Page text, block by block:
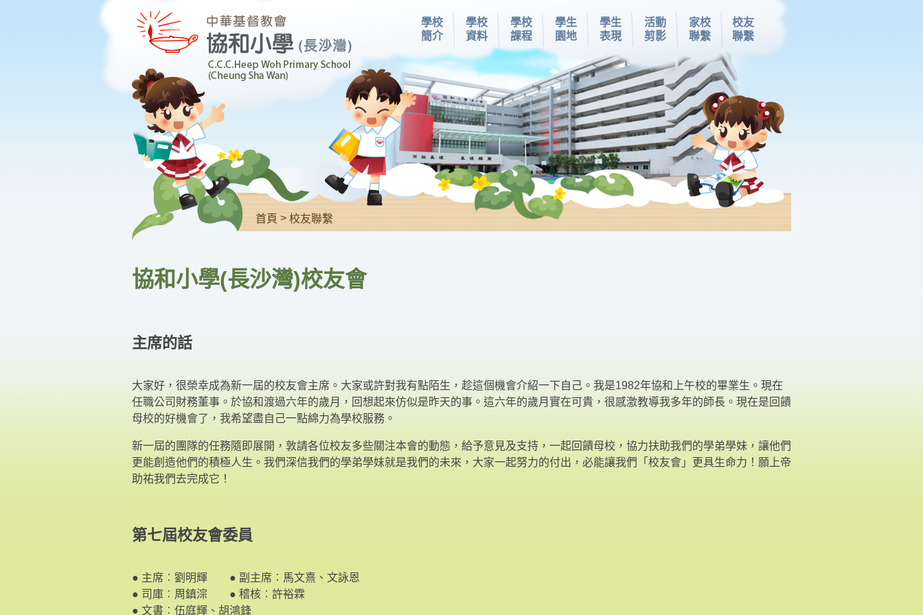
學校
簡介
學校
資料
學校
課程
學生
園地
學生
表現
活動
剪影
家校
聯繫
校友
聯繫
首頁 > 校友聯繫
協和小學(長沙灣)校友會
主席的話
大家好，很榮幸成為新一屆的校友會主席。大家或許對我有點陌生，趁這個機會介紹一下自己。我是1982年協和上午校的畢業生。現在
任職公司財務董事。於協和渡過六年的歲月，回想起來仿似是昨天的事。這六年的歲月實在可貴，很感激教導我多年的師長。現在是回饋
母校的好機會了，我希望盡自己一點綿力為學校服務。
新一屆的團隊的任務隨即展開，敦請各位校友多些關注本會的動態，給予意見及支持，一起回饋母校，協力扶助我們的學弟學妹，讓他們
更能創造他們的積極人生。我們深信我們的學弟學妹就是我們的未來，大家一起努力的付出，必能讓我們「校友會」更具生命力！願上帝
助祐我們去完成它！
第七屆校友會委員
● 主席︰劉明輝 ● 副主席︰馬文熹、文詠恩
● 司庫︰周鎮淙 ● 稽核︰許裕霖
● 文書︰伍庭輝、胡鴻鋒